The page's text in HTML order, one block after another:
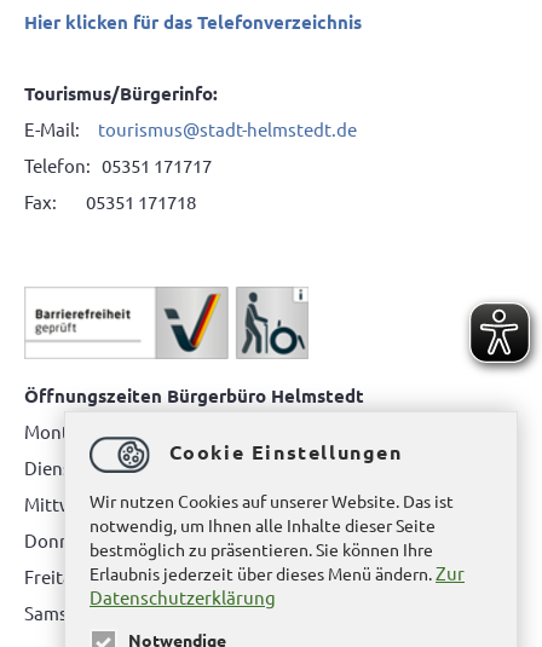
Hier klicken für das Telefonverzeichnis
Tourismus/Bürgerinfo:
E-Mail: tourismus@stadt-helmstedt.de
Telefon: 05351 171717
Fax: 05351 171718
Öffnungszeiten Bürgerbüro Helmstedt
Montag: 08.00 bis 12.00 Uhr
Dienstag: 08.00 bis 12.00 Uhr & 15.00 Uhr bis 17.00 Uhr
Mittwoch: nur nach Terminvereinbarung
Donnerstag: 08.00 bis 12.00 Uhr & 14.00 Uhr bis 16.00 Uhr
Freitag: nur nach Terminvereinbarung
Samstag:bitte hier klicken
Cookie Einstellungen
Wir nutzen Cookies auf unserer Website. Das ist
notwendig, um Ihnen alle Inhalte dieser Seite
bestmöglich zu präsentieren. Sie können Ihre
Erlaubnis jederzeit über dieses Menü ändern.Zur
Datenschutzerklärung
Notwendige